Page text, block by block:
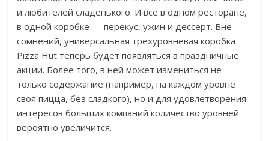
и любителей сладенького. И все в одном ресторане,
в одной коробке — перекус, ужин и дессерт. Вне
сомнений, универсальная трехуровневая коробка
Pizza Hut теперь будет появляться в праздничные
акции. Более того, в ней может измениться не
только содержание (например, на каждом уровне
своя пицца, без сладкого), но и для удовлетворения
интересов больших компаний количество уровней
вероятно увеличится.